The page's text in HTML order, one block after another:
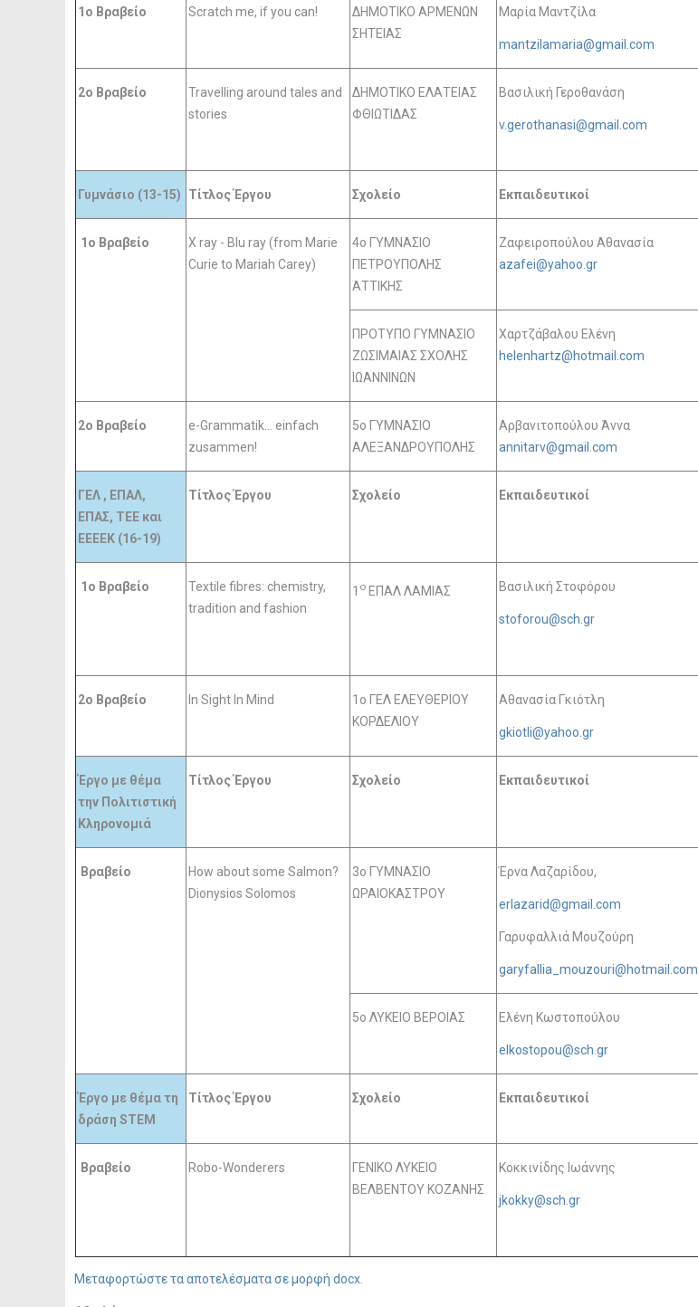
1o Βραβείο Scratch me, if you can!
ΔΗΜΟΤΙΚΟ ΑΡΜΕΝΩΝ
ΣΗΤΕΙΑΣ
Μαρία Μαντζίλα
mantzilamaria@gmail.com
2o Βραβείο
Travelling around tales and
stories
ΔΗΜΟΤΙΚΟ ΕΛΑΤΕΙΑΣ
ΦΘΙΩΤΙΔΑΣ
Βασιλική Γεροθανάση
v.gerothanasi@gmail.com
Γυμνάσιο (13-15) Τίτλος Έργου Σχολείο Εκπαιδευτικοί
1o Βραβείο
X ray - Blu ray (from Marie
Curie to Mariah Carey)
4o ΓΥΜΝΑΣΙΟ
ΠΕΤΡΟΥΠΟΛΗΣ
ΑΤΤΙΚΗΣ
Ζαφειροπούλου Αθανασία
azafei@yahoo.gr
ΠΡΟΤΥΠΟ ΓΥΜΝΑΣΙΟ
ΖΩΣΙΜΑΙΑΣ ΣΧΟΛΗΣ
ΙΩΑΝΝΙΝΩΝ
Χαρτζάβαλου Ελένη
helenhartz@hotmail.com
2o Βραβείο
e-Grammatik... einfach
zusammen!
5o ΓΥΜΝΑΣΙΟ
ΑΛΕΞΑΝΔΡΟΥΠΟΛΗΣ
Αρβανιτοπούλου Άννα
annitarv@gmail.com
ΓΕΛ , ΕΠΑΛ,
ΕΠΑΣ, TEE και
ΕΕΕΕΚ (16-19)
Τίτλος Έργου Σχολείο Εκπαιδευτικοί
1ο Βραβείο
Textile fibres: chemistry,
tradition and fashion
1 οΕΠΑΛ ΛΑΜΙΑΣ Βασιλική Στοφόρου
stoforou@sch.gr
2o Βραβείο In Sight In Mind
1ο ΓΕΛ ΕΛΕΥΘΕΡΙΟΥ
ΚΟΡΔΕΛΙΟΥ
Αθανασία Γκιότλη
gkiotli@yahoo.gr
Έργο με θέμα
την Πολιτιστική
Κληρονομιά
Τίτλος Έργου Σχολείο Εκπαιδευτικοί
Βραβείο
How about some Salmon?
Dionysios Solomos
3ο ΓΥΜΝΑΣΙΟ
ΩΡΑΙΟΚΑΣΤΡΟΥ
Έρνα Λαζαρίδου,
erlazarid@gmail.com
Γαρυφαλλιά Μουζούρη
garyfallia_mouzouri@hotmail.com
5o ΛΥΚΕΙΟ ΒΕΡΟΙΑΣ Ελένη Κωστοπούλου
elkostopou@sch.gr
Έργο με θέμα τη
δράση STEM
Τίτλος Έργου Σχολείο Εκπαιδευτικοί
Βραβείο Robo-Wonderers
ΓΕΝΙΚΟ ΛΥΚΕΙΟ
ΒΕΛΒΕΝΤΟΥ ΚΟΖΑΝΗΣ
Κοκκινίδης Ιωάννης
jkokky@sch.gr
Μεταφορτώστε τα αποτελέσματα σε μορφή docx.